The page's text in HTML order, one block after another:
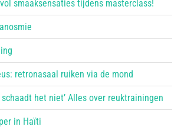
smaaksensaties tijdens masterclass!
retronasaal ruiken via de mond
het niet’ Alles over reuktrainingen
in Haïti